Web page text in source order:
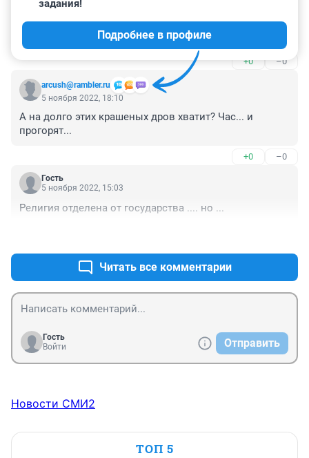
Гость
Они иконы на танки привязали что ли ?
+0 –0
arcush@rambler.ru
задания!
Подробнее в профиле
5 ноября 2022, 18:10
А на долго этих крашеных дров хватит? Час... и
прогорят...
+0 –0
Гость
5 ноября 2022, 15:03
Религия отделена от государства .... но ...
Читать все комментарии
Гость
Войти
Отправить
Новости СМИ2
ТОП 5